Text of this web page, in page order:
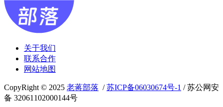
关于我们
联系合作
网站地图
CopyRight © 2025 老蒋部落 /苏ICP备06030674号-1 / 苏公网安
备 32061102000144号